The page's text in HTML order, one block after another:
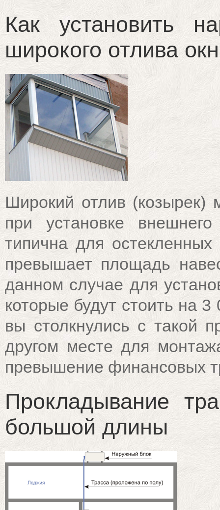
Как установить
широкого отлива
Широкий отлив (козырек)
при установке
типична для остекленных
превышает площадь
данном случае для
которые будут стоить на
вы столкнулись с такой
другом месте для
превышение финансовых
Прокладывание
большой длины